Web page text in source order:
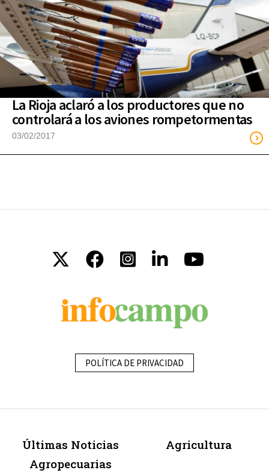
La Rioja aclaró a los productores que no
controlará a los aviones rompetormentas
03/02/2017
POLÍTICA DE PRIVACIDAD
Últimas Noticias
Agropecuarias
Agricultura